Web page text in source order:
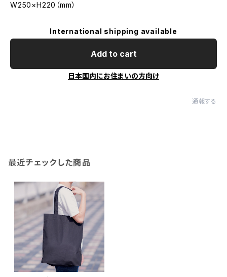
W250×H220（mm）
International shipping available
Add to cart
日本国内にお住まいの方向け
通報する
最近チェックした商品